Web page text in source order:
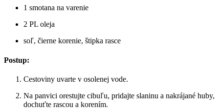
1 smotana na varenie
2 PL oleja
soľ, čierne korenie, štipka rasce
Postup:
Cestoviny uvarte v osolenej vode.
Na panvici orestujte cibuľu, pridajte slaninu a nakrájané huby,
dochuťte rascou a korením.